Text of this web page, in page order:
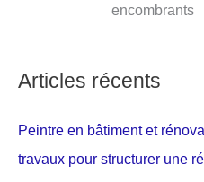
encombrants
Articles récents
Peintre en bâtiment et
travaux pour structurer une